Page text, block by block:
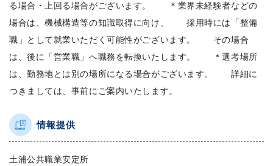
る場合・上回る場合がございます。 ＊業界未経験者などの
場合は、機械構造等の知識取得に向け、 採用時には「整備
職」として就業いただく可能性がございます。 その場合
は、後に「営業職」へ職務を転換いたします。 ＊選考場所
は、勤務地とは別の場所になる場合がございます。 詳細に
つきましては、事前にご案内いたします。
情報提供
土浦公共職業安定所